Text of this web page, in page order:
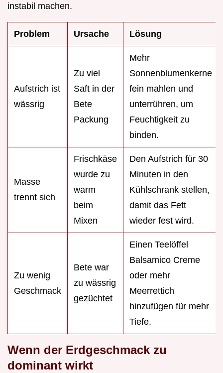
instabil machen.
Problem Ursache Lösung
Aufstrich ist
wässrig
Zu viel
Saft in der
Bete
Packung
Mehr
Sonnenblumenkerne
fein mahlen und
unterrühren, um
Feuchtigkeit zu
binden.
Masse
trennt sich
Frischkäse
wurde zu
warm
beim
Mixen
Den Aufstrich für 30
Minuten in den
Kühlschrank stellen,
damit das Fett
wieder fest wird.
Zu wenig
Geschmack
Bete war
zu wässrig
gezüchtet
Einen Teelöffel
Balsamico Creme
oder mehr
Meerrettich
hinzufügen für mehr
Tiefe.
Wenn der Erdgeschmack zu
dominant wirkt